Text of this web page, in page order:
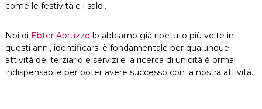
come le festività e i saldi.
Noi di Ebter Abruzzo lo abbiamo già ripetuto più volte in
questi anni, identificarsi è fondamentale per qualunque
attività del terziario e servizi e la ricerca di unicità è ormai
indispensabile per poter avere successo con la nostra attività.